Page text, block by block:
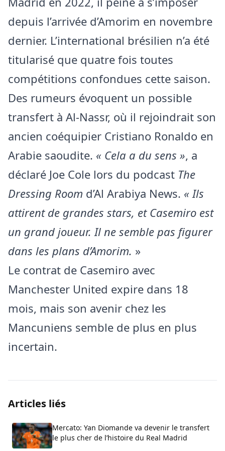
depuis l’arrivée d’Amorim en novembre
dernier. L’international brésilien n’a été
titularisé que quatre fois toutes
compétitions confondues cette saison.
Des rumeurs évoquent un possible
transfert à Al-Nassr, où il rejoindrait son
ancien coéquipier Cristiano Ronaldo en
Arabie saoudite. « Cela a du sens », a
déclaré Joe Cole lors du podcast The
Dressing Room d’Al Arabiya News. « Ils
attirent de grandes stars, et Casemiro est
un grand joueur. Il ne semble pas figurer
dans les plans d’Amorim. »
Le contrat de Casemiro avec
Manchester United expire dans 18
mois, mais son avenir chez les
Mancuniens semble de plus en plus
incertain.
Articles liés
Mercato: Yan Diomande va devenir le transfert
le plus cher de l’histoire du Real Madrid